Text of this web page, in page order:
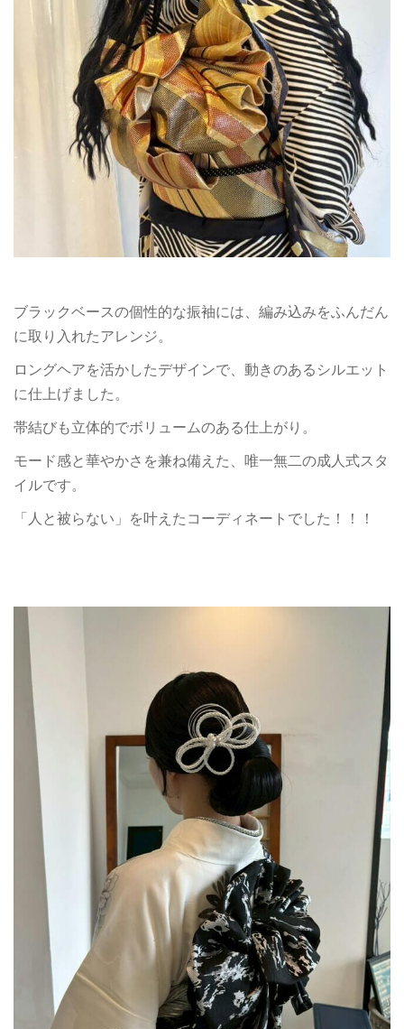
ブラックベースの個性的な振袖には、編み込みをふんだん
に取り入れたアレンジ。
ロングヘアを活かしたデザインで、動きのあるシルエット
に仕上げました。
帯結びも立体的でボリュームのある仕上がり。
モード感と華やかさを兼ね備えた、唯一無二の成人式スタ
イルです。
「人と被らない」を叶えたコーディネートでした！！！